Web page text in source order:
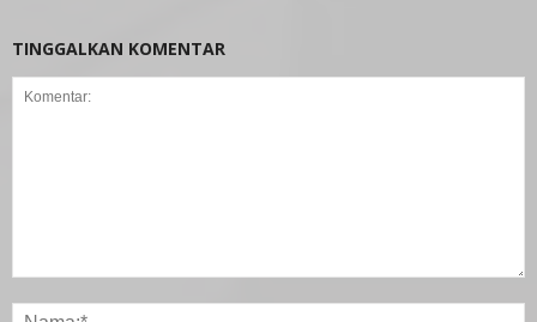
TINGGALKAN KOMENTAR